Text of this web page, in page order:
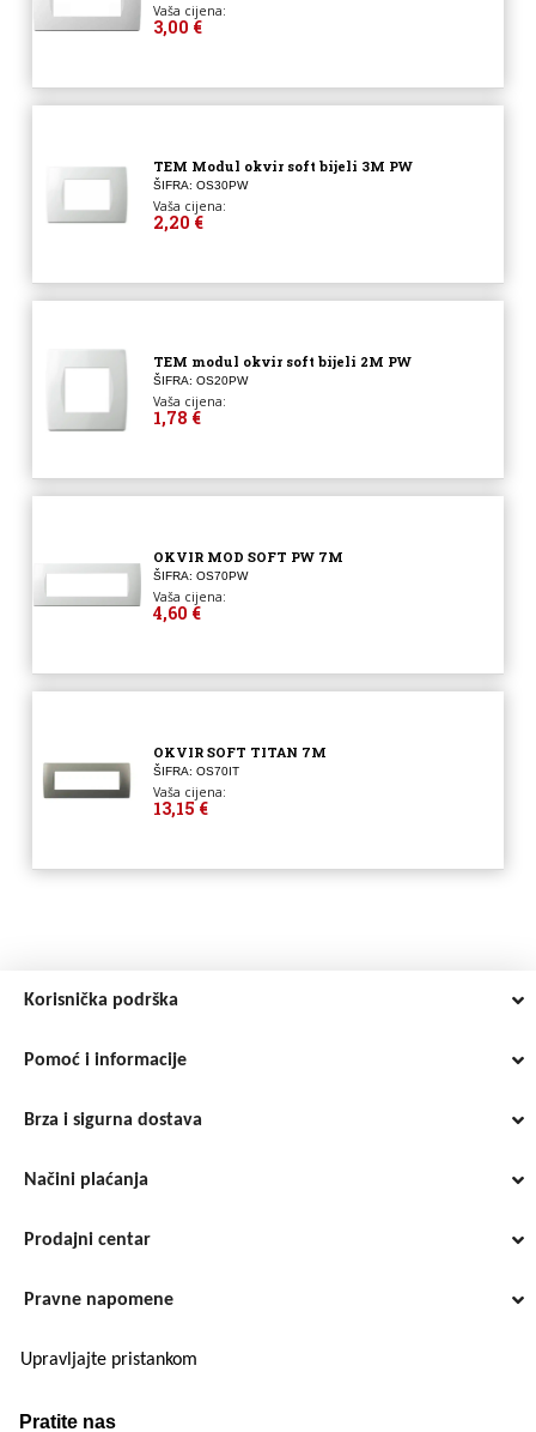
Vaša cijena:
3,00 €
TEM Modul okvir soft bijeli 3M PW
ŠIFRA: OS30PW
Vaša cijena:
2,20 €
TEM modul okvir soft bijeli 2M PW
ŠIFRA: OS20PW
Vaša cijena:
1,78 €
OKVIR MOD SOFT PW 7M
ŠIFRA: OS70PW
Vaša cijena:
4,60 €
OKVIR SOFT TITAN 7M
ŠIFRA: OS70IT
Vaša cijena:
13,15 €
Korisnička podrška
Pomoć i informacije
Brza i sigurna dostava
Načini plaćanja
Prodajni centar
Pravne napomene
Upravljajte pristankom
Pratite nas